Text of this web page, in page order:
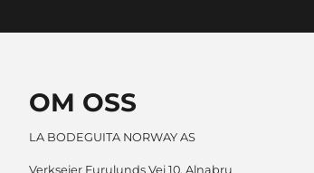
OM OSS
LA BODEGUITA NORWAY AS
Verkseier Furulunds Vei 10. Alnabru